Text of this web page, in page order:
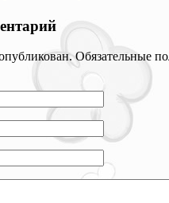
Обязательные